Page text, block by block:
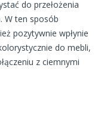
do przełożenia
W ten sposób
pozytywnie wpłynie
do mebli,
z ciemnymi